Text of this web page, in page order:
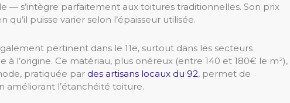
s’intègre parfaitement aux toitures traditionnelles. Son prix
puisse varier selon l’épaisseur utilisée.
pertinent dans le 11e, surtout dans les secteurs
l’origine. Ce matériau, plus onéreux (entre 140 et 180€ le m²),
pratiquée par des artisans locaux du 92, permet de
l’étanchéité toiture.